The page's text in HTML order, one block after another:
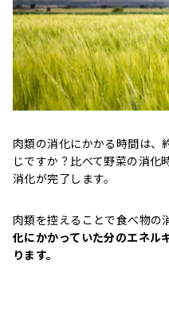
肉類の消化にかかる時間は、
じですか？比べて野菜の消
消化が完了します。
肉類を控えることで食べ物の
化にかかっていた分のエネル
ります。